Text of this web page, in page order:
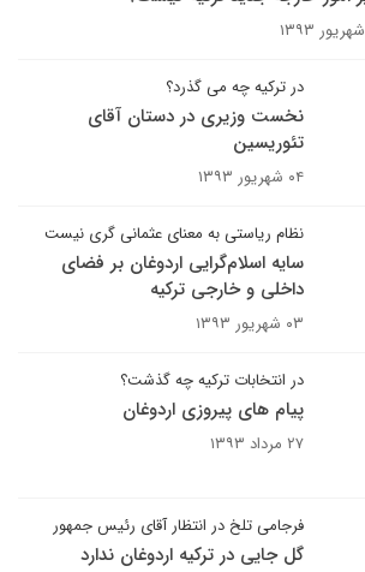
در ترکیه چه می گذرد؟
نخست وزیری در دستان آقای
تئوریسین
۰۴ شهریور ۱۳۹۳
نظام ریاستی به معنای عثمانی گری نیست
سایه اسلام‌گرایی اردوغان بر فضای
داخلی و خارجی ترکیه
۰۳ شهریور ۱۳۹۳
در انتخابات ترکیه چه گذشت؟
پیام های پیروزی اردوغان
۲۷ مرداد ۱۳۹۳
فرجامی تلخ در انتظار آقای رئیس جمهور
گل جایی در ترکیه اردوغان ندارد